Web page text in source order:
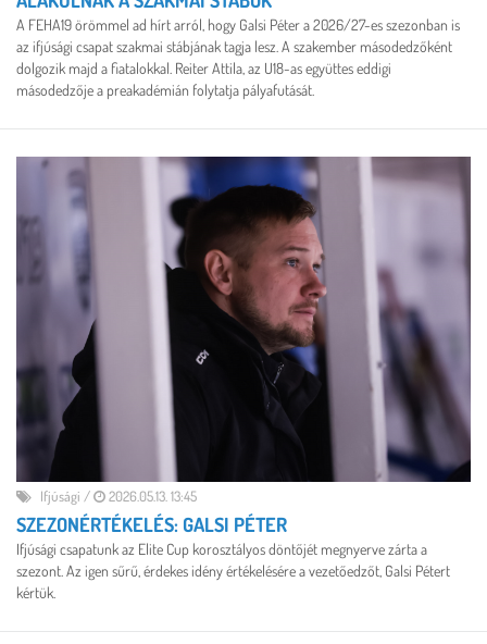
A FEHA19 örömmel ad hírt arról, hogy Galsi Péter a 2026/27-es szezonban is
az ifjúsági csapat szakmai stábjának tagja lesz. A szakember másodedzőként
dolgozik majd a fiatalokkal. Reiter Attila, az U18-as együttes eddigi
másodedzője a preakadémián folytatja pályafutását.
Ifjúsági / 2026.05.13. 13:45
SZEZONÉRTÉKELÉS: GALSI PÉTER
Ifjúsági csapatunk az Elite Cup korosztályos döntőjét megnyerve zárta a
szezont. Az igen sűrű, érdekes idény értékelésére a vezetőedzőt, Galsi Pétert
kértük.